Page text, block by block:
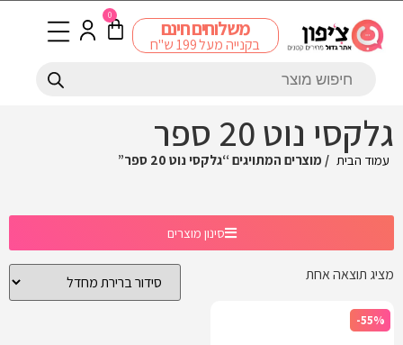
משלוחים חינם
בקנייה מעל 199 ש"ח
0
גלקסי נוט 20 ספר
עמוד הבית / מוצרים המתויגים “גלקסי נוט 20 ספר”
סינון מוצרים
מציג תוצאה אחת
-55%